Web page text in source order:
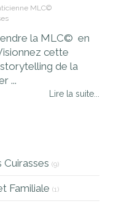
MLC©
la MLC© en
cette
de la
...
Lire la suite...
(9)
Familiale (1)